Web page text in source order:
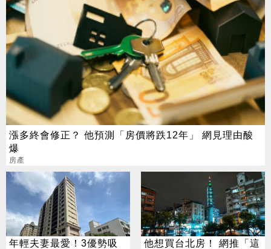
漲多終會修正？ 他預測「房價將跌12年」 網見理由酸
爆
房產
年輕夫妻最愛！3優勢吸
他想買台北房！ 網推「這